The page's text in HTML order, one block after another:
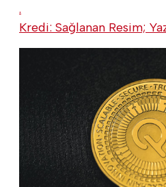
.
Kredi: Sağlanan Resim;